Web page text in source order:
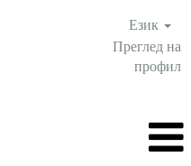
Език
Преглед на
профил